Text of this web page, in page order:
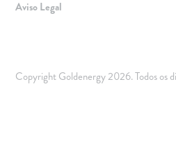
FAQ
Aviso Legal
Copyright Goldenergy 2026. Todos os